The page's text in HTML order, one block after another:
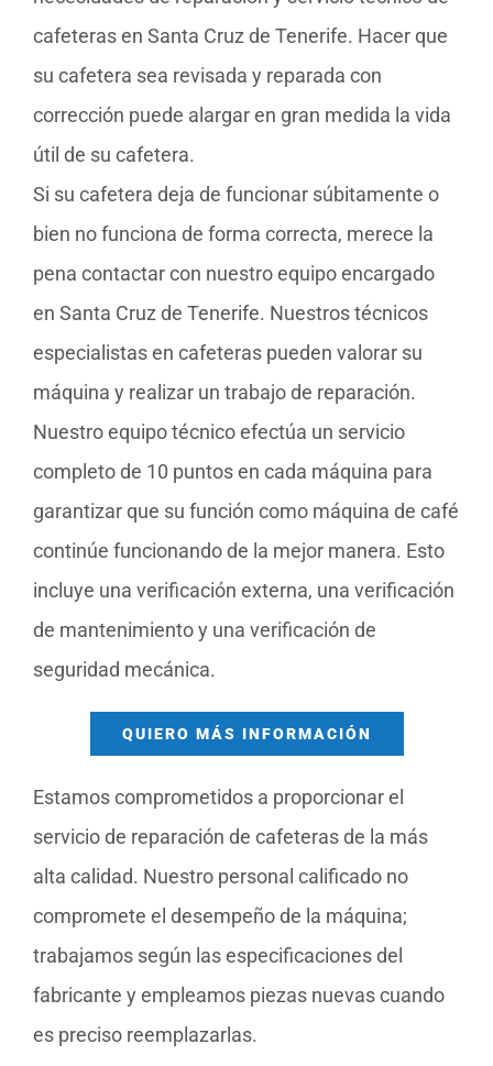
cafeteras en Santa Cruz de Tenerife. Hacer que
su cafetera sea revisada y reparada con
corrección puede alargar en gran medida la vida
útil de su cafetera.
Si su cafetera deja de funcionar súbitamente o
bien no funciona de forma correcta, merece la
pena contactar con nuestro equipo encargado
en Santa Cruz de Tenerife. Nuestros técnicos
especialistas en cafeteras pueden valorar su
máquina y realizar un trabajo de reparación.
Nuestro equipo técnico efectúa un servicio
completo de 10 puntos en cada máquina para
garantizar que su función como máquina de café
continúe funcionando de la mejor manera. Esto
incluye una verificación externa, una verificación
de mantenimiento y una verificación de
seguridad mecánica.
QUIERO MÁS INFORMACIÓN
Estamos comprometidos a proporcionar el
servicio de reparación de cafeteras de la más
alta calidad. Nuestro personal calificado no
compromete el desempeño de la máquina;
trabajamos según las especificaciones del
fabricante y empleamos piezas nuevas cuando
es preciso reemplazarlas.